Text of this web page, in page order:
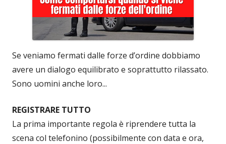
Se veniamo fermati dalle forze d’ordine dobbiamo
avere un dialogo equilibrato e soprattutto rilassato.
Sono uomini anche loro...
REGISTRARE TUTTO
La prima importante regola è riprendere tutta la
scena col telefonino (possibilmente con data e ora,